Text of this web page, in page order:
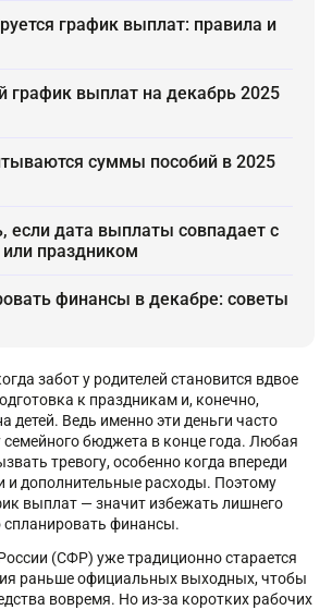
график выплат: правила и
график выплат на декабрь 2025
суммы пособий в 2025
если дата выплаты совпадает с
праздником
финансы в декабре: советы
забот у родителей становится вдвое
к праздникам и, конечно,
детей. Ведь именно эти деньги часто
семейного бюджета в конце года. Любая
тревогу, особенно когда впереди
и дополнительные расходы. Поэтому
выплат — значит избежать лишнего
спланировать финансы.
(СФР) уже традиционно старается
раньше официальных выходных, чтобы
вовремя. Но из-за коротких рабочих